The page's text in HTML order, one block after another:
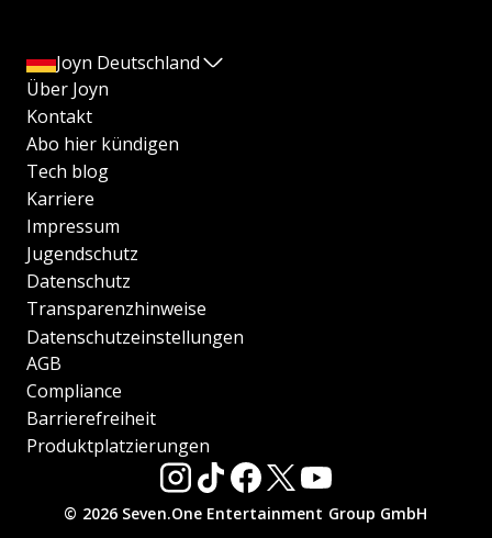
Joyn Deutschland
Über Joyn
Kontakt
Abo hier kündigen
Tech blog
Karriere
Impressum
Jugendschutz
Datenschutz
Transparenzhinweise
Datenschutzeinstellungen
AGB
Compliance
Barrierefreiheit
Produktplatzierungen
© 2026 Seven.One Entertainment Group GmbH